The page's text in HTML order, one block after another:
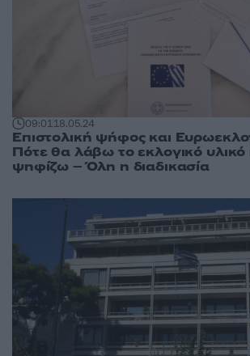
09:0118.05.24
Επιστολική ψήφος και
Πότε θα λάβω το εκλογικό υλικό
ψηφίζω – Όλη η διαδικασία